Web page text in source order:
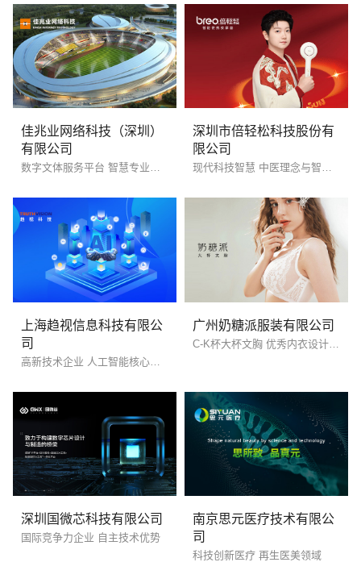
佳兆业网络科技（深圳）
有限公司
数字文体服务平台 智慧专业运营商
深圳市倍轻松科技股份有
限公司
现代科技智慧 中医理念与智科技融合
上海趋视信息科技有限公
司
高新技术企业 人工智能核心技术
广州奶糖派服装有限公司
深圳国微芯科技有限公司
国际竞争力企业 自主技术优势
南京思元医疗技术有限公
司
科技创新医疗 再生医美领域
电话 微信号